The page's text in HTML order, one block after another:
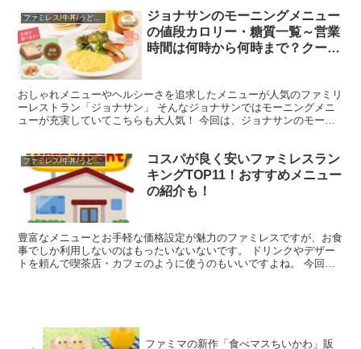
ファミレス/牛丼/うどん/中華
ジョナサンのモーニングメニュー
の値段カロリー・糖質一覧～営業
時間は何時から何時まで？クーポ
おしゃれメニューやヘルシーさを追求したメニューが人気のファミリ
ーレストラン「ジョナサン」 そんなジョナサンではモーニングメニ
ューが充実していてこちらも大人気！ 今回は、ジョナサンのモーニ
ファミレス/牛丼/うどん/中華
コスパが良く安いファミレスラン
キングTOP11！おすすめメニュー
の紹介も！
豊富なメニューとお手軽な価格設定が魅力のファミレスですが、お食
事でしか利用しないのはもったいないないです。 ドリンクやデザー
トを頼んで喫茶店・カフェのように使うのもいいですよね。 今回
ファミマの新作「食べマスちいかわ」販